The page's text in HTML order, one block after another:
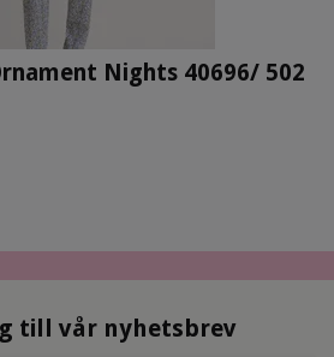
Nights 40696/ 502
till vår nyhetsbrev